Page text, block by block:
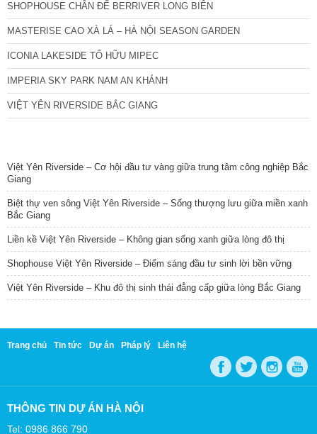
SHOPHOUSE CHÂN ĐẾ BERRIVER LONG BIÊN
MASTERISE CAO XÀ LÁ – HÀ NỘI SEASON GARDEN
ICONIA LAKESIDE TỐ HỮU MIPEC
IMPERIA SKY PARK NAM AN KHÁNH
VIỆT YÊN RIVERSIDE BẮC GIANG
Việt Yên Riverside – Cơ hội đầu tư vàng giữa trung tâm công nghiệp Bắc
Giang
Biệt thự ven sông Việt Yên Riverside – Sống thượng lưu giữa miền xanh
Bắc Giang
Liền kề Việt Yên Riverside – Không gian sống xanh giữa lòng đô thị
Shophouse Việt Yên Riverside – Điểm sáng đầu tư sinh lời bền vững
Việt Yên Riverside – Khu đô thị sinh thái đẳng cấp giữa lòng Bắc Giang
Trang chủ Tin tức Dự án Pháp lý Liên hệ
THÔNG TIN DỰ ÁN HÀ NỘI
Tel: 0986 866 790